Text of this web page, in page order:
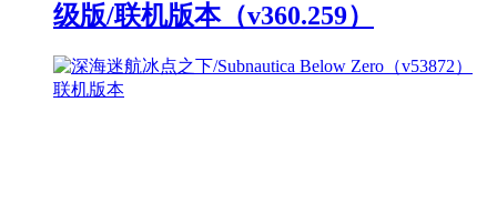
级版/联机版本（v360.259）